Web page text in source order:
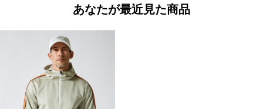
あなたが最近見た商品